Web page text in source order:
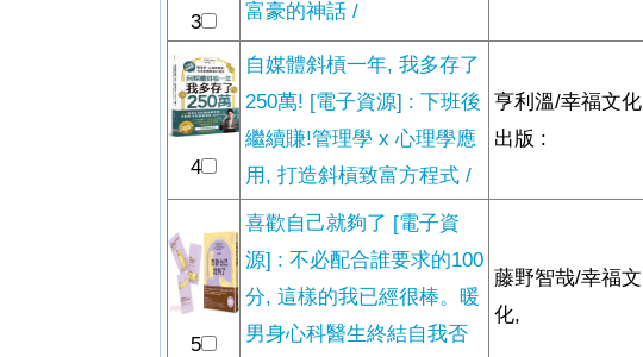
3
富豪的神話 /
4
自媒體斜槓一年, 我多存了
250萬! [電子資源] : 下班後
繼續賺!管理學 x 心理學應
用, 打造斜槓致富方程式 /
亨利溫/幸福文化
出版 :
5
喜歡自己就夠了 [電子資
源] : 不必配合誰要求的100
分, 這樣的我已經很棒。暖
男身心科醫生終結自我否
藤野智哉/幸福文
化,